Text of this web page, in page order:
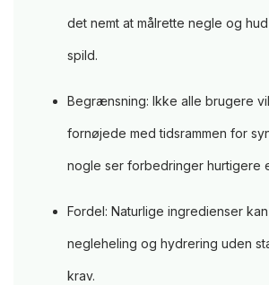
det nemt at målrette negle og hud
spild.
Begrænsning: Ikke alle brugere
fornøjede med tidsrammen for
nogle ser forbedringer hurtigere
Fordel: Naturlige ingredienser
negleheling og hydrering uden
krav.